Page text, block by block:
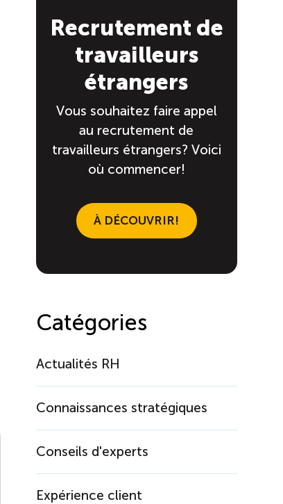
Recrutement de
travailleurs
étrangers
Vous souhaitez faire appel
au recrutement de
travailleurs étrangers? Voici
où commencer!
À DÉCOUVRIR!
Catégories
Actualités RH
Connaissances stratégiques
Conseils d'experts
Expérience client